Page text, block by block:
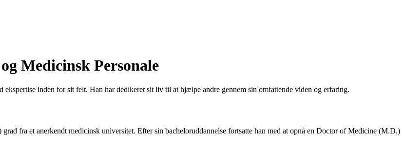
Medicinsk Personale
inden for sit felt. Han har dedikeret sit liv til at hjælpe andre gennem sin omfattende viden og erfaring.
fra et anerkendt medicinsk universitet. Efter sin bacheloruddannelse fortsatte han med at opnå en Doctor of Medicine (M.D.)